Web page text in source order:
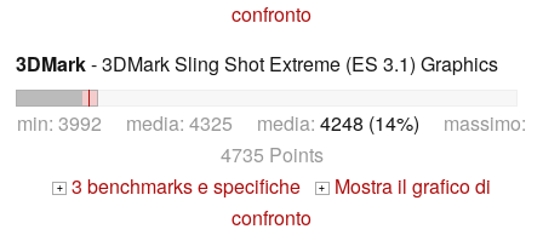
confronto
3DMark- 3DMark Sling Shot Extreme (ES 3.1) Graphics
min: 3992 media: 4325 media: 4248 (14%) massimo:
4735 Points
+ 3 benchmarks e specifiche + Mostra il grafico di
confronto